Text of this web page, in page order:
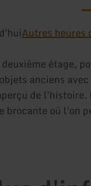
Autres heures
étage,
anciens
de
brocante où l'on